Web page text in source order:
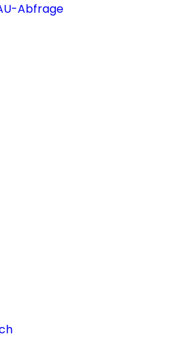
Abfrage